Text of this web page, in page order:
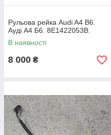
Рульова рейка Audi A4 B6.
Ауді А4 Б6. 8E1422053B.
В наявності
8 000 ₴